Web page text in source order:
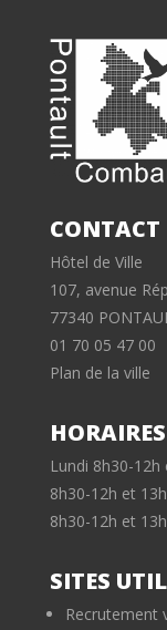
CONTACT
Hôtel de Ville
107, avenue
77340
01 70 05 47 00
Plan de la ville
Lundi 8h30-
8h30-12h et
8h30-12h et
SITES
Recrutement